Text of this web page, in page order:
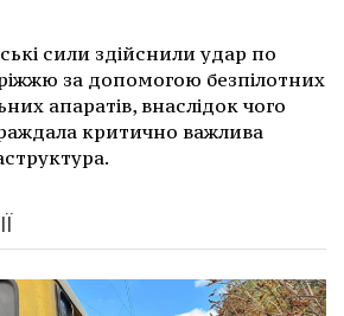
сили здійснили удар по
за допомогою безпілотних
апаратів, внаслідок чого
критично важлива